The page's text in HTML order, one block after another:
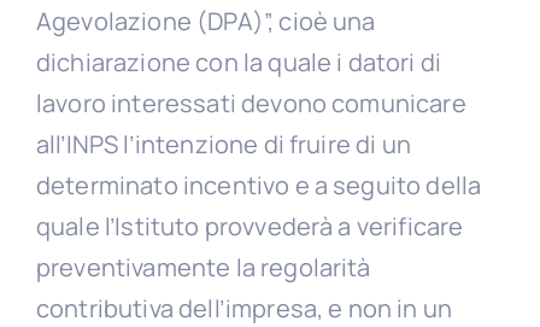
Agevolazione (DPA)”, cioè una
dichiarazione con la quale i datori di
lavoro interessati devono comunicare
all’INPS l’intenzione di fruire di un
determinato incentivo e a seguito della
quale l’Istituto provvederà a verificare
preventivamente la regolarità
contributiva dell’impresa, e non in un